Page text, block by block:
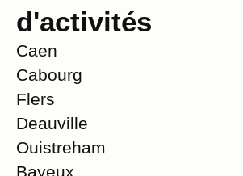
d'activités
Caen
Cabourg
Flers
Deauville
Ouistreham
Bayeux